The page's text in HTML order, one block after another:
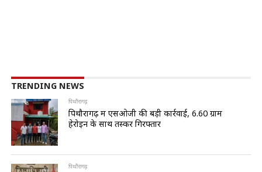
TRENDING NEWS
पिथौरागढ़
पिथौरागढ़ में एसओजी की बड़ी कार्रवाई, 6.60 ग्राम
हेरोइन के साथ तस्कर गिरफ्तार
पिथौरागढ़